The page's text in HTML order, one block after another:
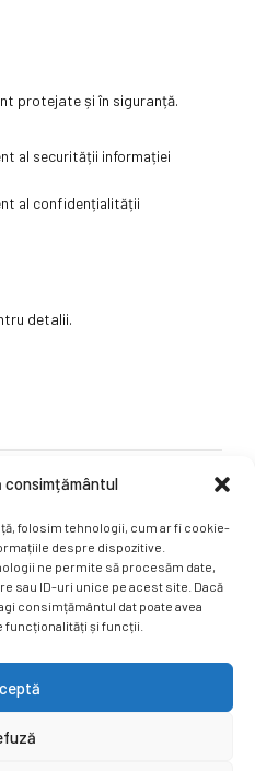
consimțământul
folosim tehnologii, cum ar fi cookie-
despre dispozitive.
ne permite să procesăm date,
sau ID-uri unice pe acest site. Dacă
consimțământul dat poate avea
funcționalități și funcții.
protejate și în siguranță.
al securității informației
al confidențialității
detalii.